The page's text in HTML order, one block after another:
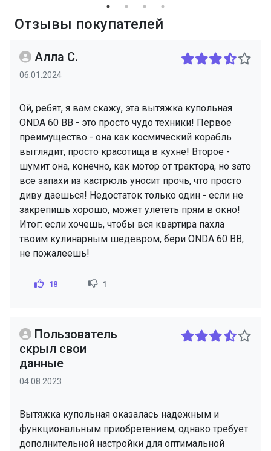
Отзывы покупателей
Алла С.
06.01.2024
Ой, ребят, я вам скажу, эта вытяжка купольная
ONDA 60 BB - это просто чудо техники! Первое
преимущество - она как космический корабль
выглядит, просто красотища в кухне! Второе -
шумит она, конечно, как мотор от трактора, но зато
все запахи из кастрюль уносит прочь, что просто
диву даешься! Недостаток только один - если не
закрепишь хорошо, может улететь прям в окно!
Итог: если хочешь, чтобы вся квартира пахла
твоим кулинарным шедевром, бери ONDA 60 BB,
не пожалеешь!
18 1
Пользователь
скрыл свои
данные
04.08.2023
Вытяжка купольная оказалась надежным и
функциональным приобретением, однако требует
дополнительной настройки для оптимальной